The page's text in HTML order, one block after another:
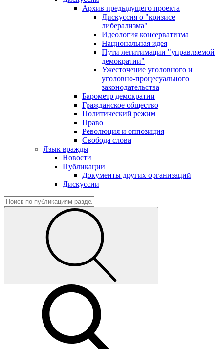
Архив предыдущего проекта
Дискуссия о "кризисе
либерализма"
Идеология консерватизма
Национальная идея
Пути легитимации "управляемой
демократии"
Ужесточение уголовного и
уголовно-процесуального
законодательства
Барометр демократии
Гражданское общество
Политический режим
Право
Революция и оппозиция
Свобода слова
Язык вражды
Новости
Публикации
Документы других организаций
Дискуссии